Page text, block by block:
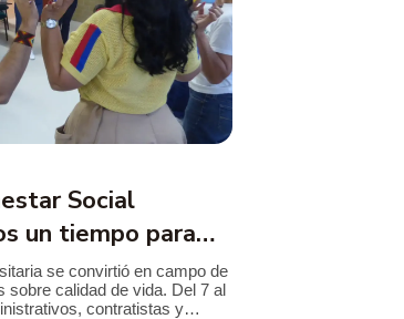
Social
un tiempo para
se convirtió en campo de
sobre calidad de vida. Del 7 al
contratistas y